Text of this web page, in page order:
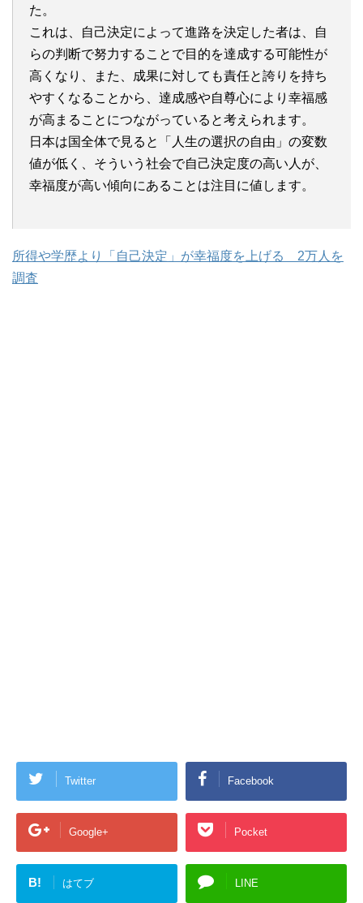
た。
これは、自己決定によって進路を決定した者は、自
らの判断で努力することで目的を達成する可能性が
高くなり、また、成果に対しても責任と誇りを持ち
やすくなることから、達成感や自尊心により幸福感
が高まることにつながっていると考えられます。
日本は国全体で見ると「人生の選択の自由」の変数
値が低く、そういう社会で自己決定度の高い人が、
幸福度が高い傾向にあることは注目に値します。
所得や学歴より「自己決定」が幸福度を上げる 2万人を
調査
Twitter Facebook
Google+ Pocket
B! はてブ LINE